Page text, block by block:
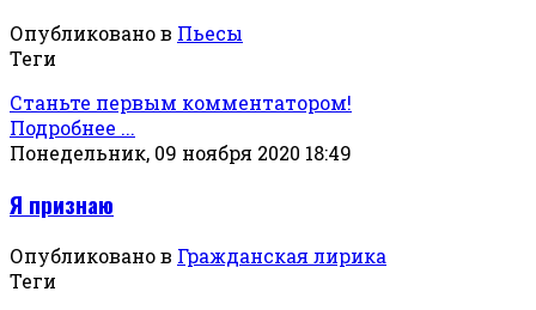
Опубликовано в Пьесы
Теги
Станьте первым комментатором!
Подробнее ...
Понедельник, 09 ноября 2020 18:49
Я признаю
Опубликовано в Гражданская лирика
Теги